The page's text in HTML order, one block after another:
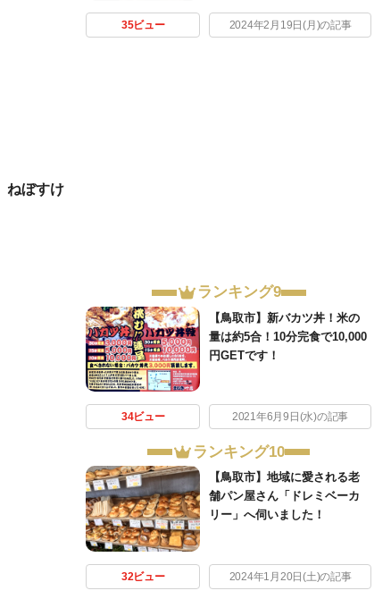
ねぼすけ
35ビュー 2024年2月19日(月)の記事
ランキング9
【鳥取市】新バカツ丼！米の
量は約5合！10分完食で10,000
円GETです！
34ビュー 2021年6月9日(水)の記事
ランキング10
【鳥取市】地域に愛される老
舗パン屋さん「ドレミベーカ
リー」へ伺いました！
32ビュー 2024年1月20日(土)の記事